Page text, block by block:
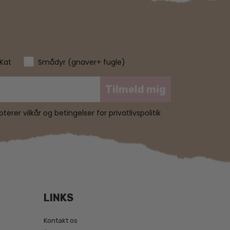
Kat Smådyr (gnaver+ fugle)
Tilmeld mig
vilkår og betingelser for privatlivspolitik
LINKS
Kontakt os